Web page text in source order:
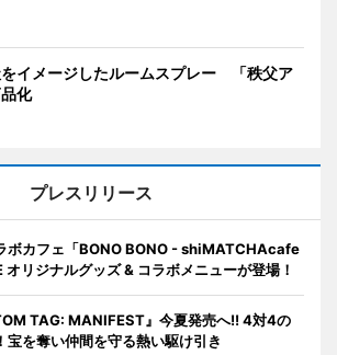
イメージしたルームスプレー 「秩父ア
化
プレスリリース
ボカフェ「BONO BONO - shiMATCHAcafe
リジナルグッズ & コラボメニューが登場！
TAG: MANIFEST』今夏発売へ!! 4対4の
宝を奪い仲間を守る熱い駆け引き